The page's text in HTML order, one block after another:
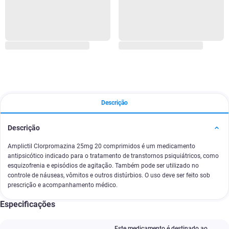
Descrição
Descrição
Amplictil Clorpromazina 25mg 20 comprimidos é um medicamento
antipsicótico indicado para o tratamento de transtornos psiquiátricos, como
esquizofrenia e episódios de agitação. Também pode ser utilizado no
controle de náuseas, vômitos e outros distúrbios. O uso deve ser feito sob
prescrição e acompanhamento médico.
Especificações